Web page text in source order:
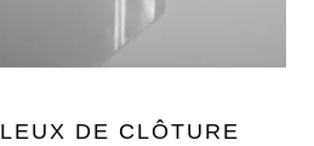
DE CLÔTURE